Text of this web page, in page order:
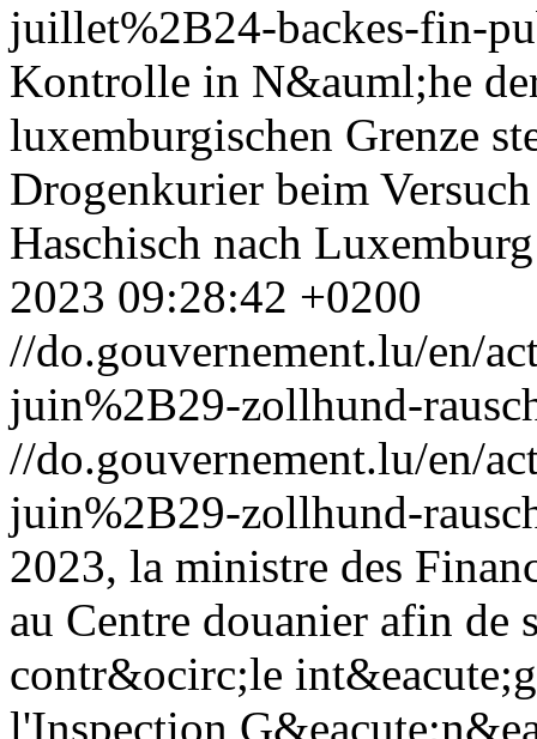
juillet%2B24-backes-fin-
Kontrolle in N&auml;he
luxemburgischen Grenze
Drogenkurier beim
Haschisch nach
2023 09:28:42 +0200
//do.gouvernement.lu/en/
juin%2B29-zollhund-
//do.gouvernement.lu/en/
juin%2B29-zollhund-
2023, la ministre des
au Centre douanier afin de
contr&ocirc;le
l'Inspection